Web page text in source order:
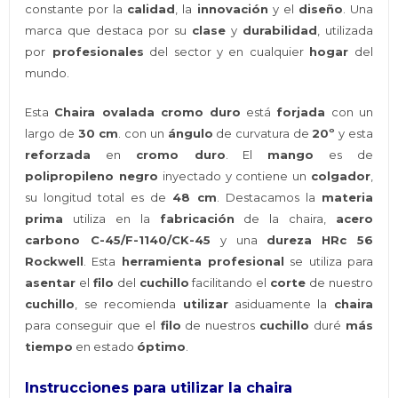
constante por la calidad, la innovación y el diseño. Una
marca que destaca por su clasey durabilidad, utilizada
por profesionales del sector y en cualquier hogar del
mundo.
Esta Chaira ovalada cromo duro está forjada con un
largo de 30 cm. con un ángulo de curvatura de20º y esta
reforzada en cromo duro. El mango es de
polipropileno negro inyectado y contiene un colgador,
su longitud total es de 48 cm. Destacamos la materia
prima utiliza en la fabricación de la chaira, acero
carbono C-45/F-1140/CK-45y una dureza HRc 56
Rockwell. Esta herramienta profesional se utiliza para
asentar el filo del cuchillofacilitando el corte de nuestro
cuchillo, se recomienda utilizarasiduamente la chaira
para conseguir que el filo de nuestros cuchillo duré más
tiempo en estado óptimo.
Instrucciones para utilizar la chaira